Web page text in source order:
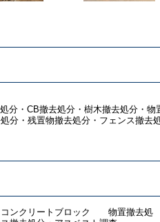
分・CB撤去処分・樹木撤去処分・物
分・残置物撤去処分・フェンス撤去
ンクリートブロック 物置撤去処